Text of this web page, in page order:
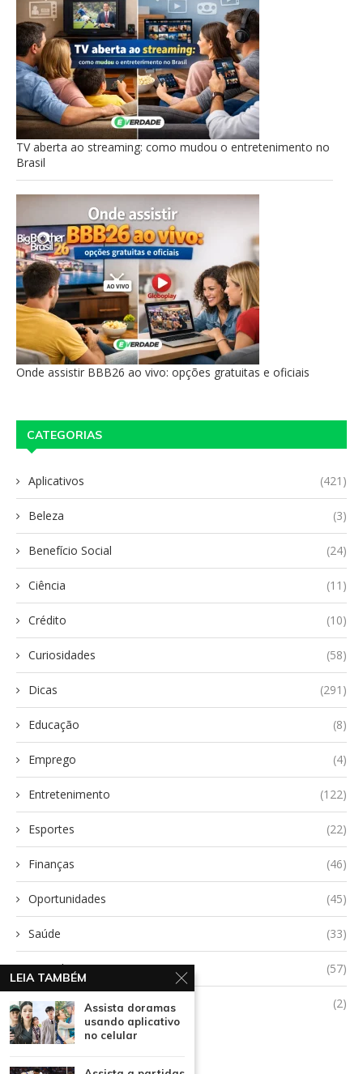
TV aberta ao streaming: como mudou o entretenimento no
Brasil
Onde assistir BBB26 ao vivo: opções gratuitas e oficiais
CATEGORIAS
Aplicativos (421)
Beleza (3)
Benefício Social (24)
Ciência (11)
Crédito (10)
Curiosidades (58)
Dicas (291)
Educação (8)
Emprego (4)
Entretenimento (122)
Esportes (22)
Finanças (46)
Oportunidades (45)
Saúde (33)
Tecnologia (57)
Uncategorized (2)
LEIA TAMBÉM
Assista doramas
usando aplicativo
no celular